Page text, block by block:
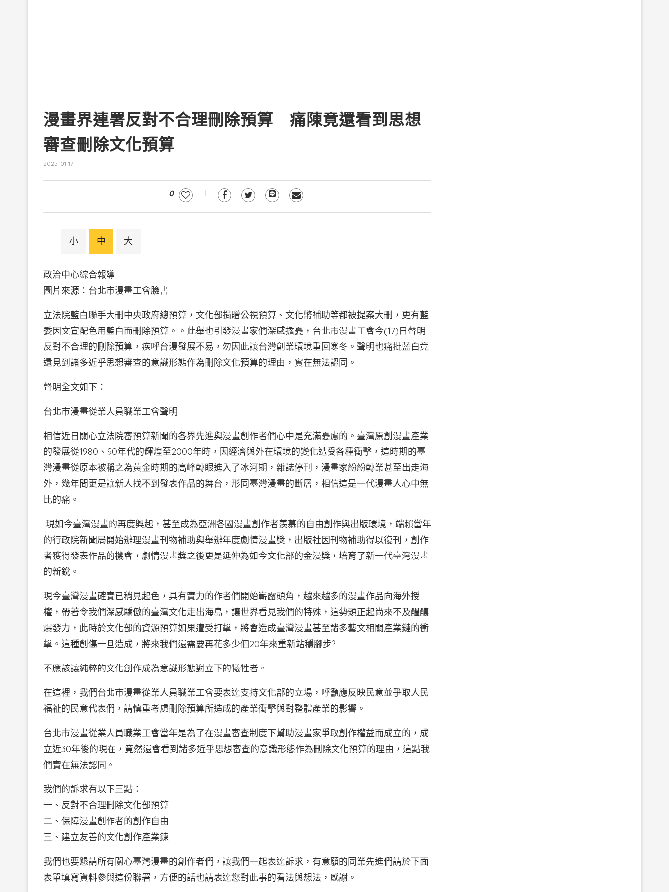
漫畫界連署反對不合理刪除預算 痛陳竟還看到思想
審查刪除文化預算
2025-01-17
0
小 中 大
政治中心綜合報導
圖片來源：台北市漫畫工會臉書
立法院藍白聯手大刪中央政府總預算，文化部捐贈公視預算、文化幣補助等都被提案大刪，更有藍
委因文宣配色用藍白而刪除預算。。此舉也引發漫畫家們深感擔憂，台北市漫畫工會今(17)日聲明
反對不合理的刪除預算，疾呼台漫發展不易，勿因此讓台灣創業環境重回寒冬。聲明也痛批藍白竟
還見到諸多近乎思想審查的意識形態作為刪除文化預算的理由，實在無法認同。
聲明全文如下：
台北市漫畫從業人員職業工會聲明
相信近日關心立法院審預算新聞的各界先進與漫畫創作者們心中是充滿憂慮的。臺灣原創漫畫產業
的發展從1980、90年代的輝煌至2000年時，因經濟與外在環境的變化遭受各種衝擊，這時期的臺
灣漫畫從原本被稱之為黃金時期的高峰轉眼進入了冰河期，雜誌停刊，漫畫家紛紛轉業甚至出走海
外，幾年間更是讓新人找不到發表作品的舞台，形同臺灣漫畫的斷層，相信這是一代漫畫人心中無
比的痛。
現如今臺灣漫畫的再度興起，甚至成為亞洲各國漫畫創作者羨慕的自由創作與出版環境，端賴當年
的行政院新聞局開始辦理漫畫刊物補助與舉辦年度劇情漫畫獎，出版社因刊物補助得以復刊，創作
者獲得發表作品的機會，劇情漫畫獎之後更是延伸為如今文化部的金漫獎，培育了新一代臺灣漫畫
的新銳。
現今臺灣漫畫確實已稍見起色，具有實力的作者們開始嶄露頭角，越來越多的漫畫作品向海外授
權，帶著令我們深感驕傲的臺灣文化走出海島，讓世界看見我們的特殊，這勢頭正起尚來不及醞釀
爆發力，此時於文化部的資源預算如果遭受打擊，將會造成臺灣漫畫甚至諸多藝文相關產業鏈的衝
擊。這種創傷一旦造成，將來我們還需要再花多少個20年來重新站穩腳步?
不應該讓純粹的文化創作成為意識形態對立下的犧牲者。
在這裡，我們台北市漫畫從業人員職業工會要表達支持文化部的立場，呼籲應反映民意並爭取人民
福祉的民意代表們，請慎重考慮刪除預算所造成的產業衝擊與對整體產業的影響。
台北市漫畫從業人員職業工會當年是為了在漫畫審查制度下幫助漫畫家爭取創作權益而成立的，成
立近30年後的現在，竟然還會看到諸多近乎思想審查的意識形態作為刪除文化預算的理由，這點我
們實在無法認同。
我們的訴求有以下三點：
一、反對不合理刪除文化部預算
二、保障漫畫創作者的創作自由
三、建立友善的文化創作產業鍊
我們也要懇請所有關心臺灣漫畫的創作者們，讓我們一起表達訴求，有意願的同業先進們請於下面
表單填寫資料參與這份聯署，方便的話也請表達您對此事的看法與想法，感謝。